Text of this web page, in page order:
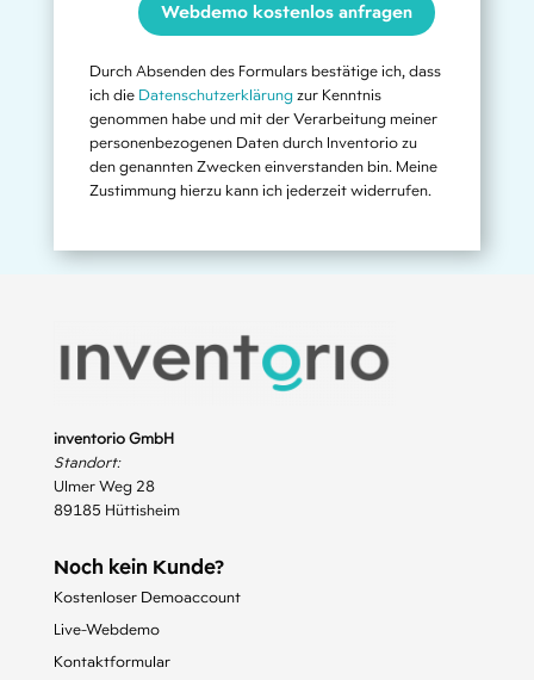
Webdemo kostenlos anfragen
Durch Absenden des Formulars bestätige ich, dass
ich die Datenschutzerklärungzur Kenntnis
genommen habe und mit der Verarbeitung meiner
personenbezogenen Daten durch Inventorio zu
den genannten Zwecken einverstanden bin. Meine
Zustimmung hierzu kann ich jederzeit widerrufen.
inventorio GmbH
Standort:
Ulmer Weg 28
89185 Hüttisheim
Noch kein Kunde?
Kostenloser Demoaccount
Live-Webdemo
Kontaktformular